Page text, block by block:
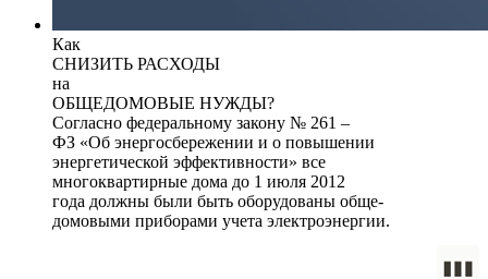
Как
СНИЗИТЬ РАСХОДЫ
на
ОБЩЕДОМОВЫЕ НУЖДЫ?
Согласно федеральному закону № 261 –
ФЗ «Об энергосбережении и о повышении
энергетической эффективности» все
многоквартирные дома до 1 июля 2012
года должны были быть оборудованы обще-
домовыми приборами учета электроэнергии.